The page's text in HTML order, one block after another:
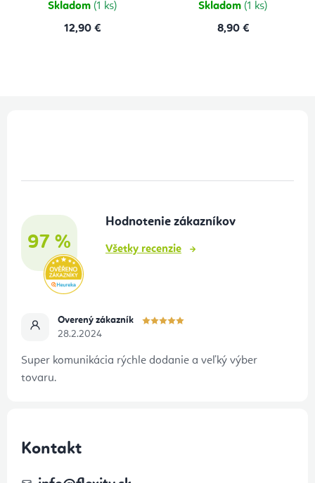
Skladom (1 ks)
12,90 €
Skladom (1 ks)
8,90 €
97 %
Hodnotenie zákazníkov
Všetky recenzie
Overený zákazník
28.2.2024
Super komunikácia rýchle dodanie a veľký výber
tovaru.
Kontakt